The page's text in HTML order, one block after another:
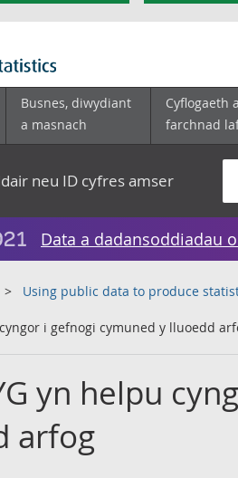
Busnes, diwydiant
a masnach
Cyflogaeth
farchnad
neu ID cyfres amser
Data a dadansoddiadau
Using public data to produce
i gefnogi cymuned y lluoedd
yn helpu
arfog